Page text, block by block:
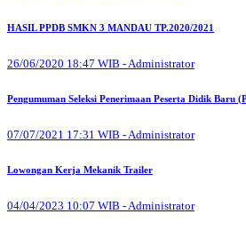
HASIL PPDB SMKN 3 MANDAU TP.2020/2021
26/06/2020 18:47 WIB - Administrator
Pengumuman Seleksi Penerimaan Peserta Didik Baru
07/07/2021 17:31 WIB - Administrator
Lowongan Kerja Mekanik Trailer
04/04/2023 10:07 WIB - Administrator